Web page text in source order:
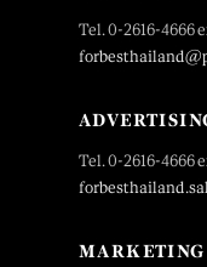
Tel. 0-2616-4666
Tel. 0-2616-4666
MARKETING